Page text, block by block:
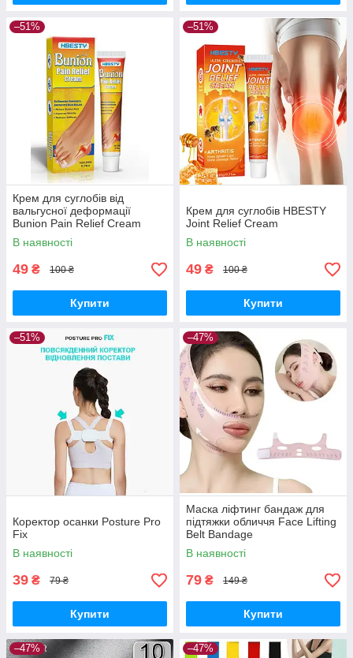
–51%
Крем для суглобів від
вальгусної деформації
Bunion Pain Relief Cream
В наявності
49 ₴ 100 ₴
Купити
–51%
Крем для суглобів HBESTY
Joint Relief Cream
В наявності
49 ₴ 100 ₴
Купити
–51%
Коректор осанки Posture Pro
Fix
В наявності
39 ₴ 79 ₴
Купити
–47%
Маска ліфтинг бандаж для
підтяжки обличчя Face Lifting
Belt Bandage
В наявності
79 ₴ 149 ₴
Купити
–47% –47%